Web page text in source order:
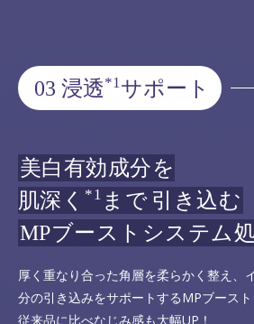
03 浸透*1サポート
美白有効成分を
肌深く *1 まで 引き込む
MPブーストシステム
厚く重なり合った角層を柔らかく整え、
分の引き込みをサポートするMPブースト
従来品に比べなじみ感も大幅UP！